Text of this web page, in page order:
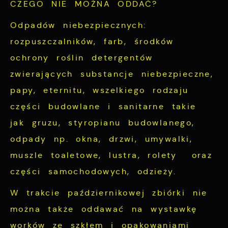
CZEGO NIE MOŻNA ODDAĆ?
Odpadów niebezpiecznych:
rozpuszczalników, farb, środków
ochrony roślin detergentów
zwierających substancje niebezpieczne,
papy, eternitu, wszelkiego rodzaju
części budowlane i sanitarne takie
jak gruzu, styropianu budowlanego,
odpady np. okna, drzwi, umywalki,
muszle toaletowe, lustra, rolety oraz
części samochodowych, odzieży.
W trakcie październikowej zbiórki nie
można także oddawać na wystawkę
worków ze szkłem i opakowaniami